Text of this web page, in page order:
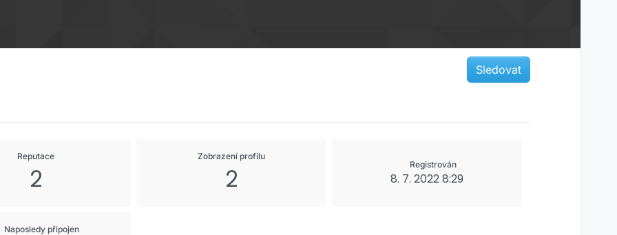
Sledovat
Reputace
2
Zobrazení profilu
2 Registrován
8. 7. 2022 8:29
Naposledy připojen